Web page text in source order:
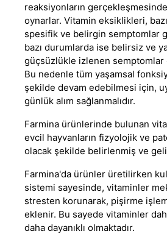
reaksiyonların
oynarlar. Vitamin eksiklikleri,
spesifik ve belirgin semptomlar
bazı durumlarda ise belirsiz ve
güçsüzlükle izlenen
Bu nedenle tüm yaşamsal
şekilde devam edebilmesi için,
günlük alım sağlanmalıdır.
Farmina ürünlerinde bulunan
evcil hayvanların fizyolojik ve
olacak şekilde belirlenmiş ve
Farmina'da ürünler üretilirken
sistemi sayesinde, vitaminler
stresten korunarak, pişirme
eklenir. Bu sayede vitaminler
daha dayanıklı olmaktadır.